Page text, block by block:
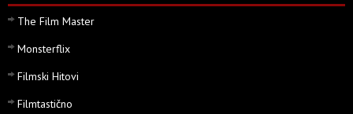
The Film Master
Monsterflix
Filmski Hitovi
Filmtastično